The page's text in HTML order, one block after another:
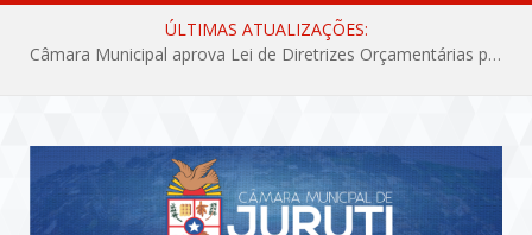
ÚLTIMAS ATUALIZAÇÕES:
Câmara Municipal aprova Lei de Diretrizes Orçamentárias para o exercício financeiro de 2027